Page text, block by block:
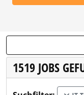
1519 JOBS